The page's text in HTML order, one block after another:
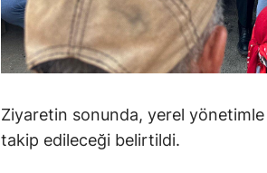
Ziyaretin sonunda, yerel
takip edileceği belirtildi.